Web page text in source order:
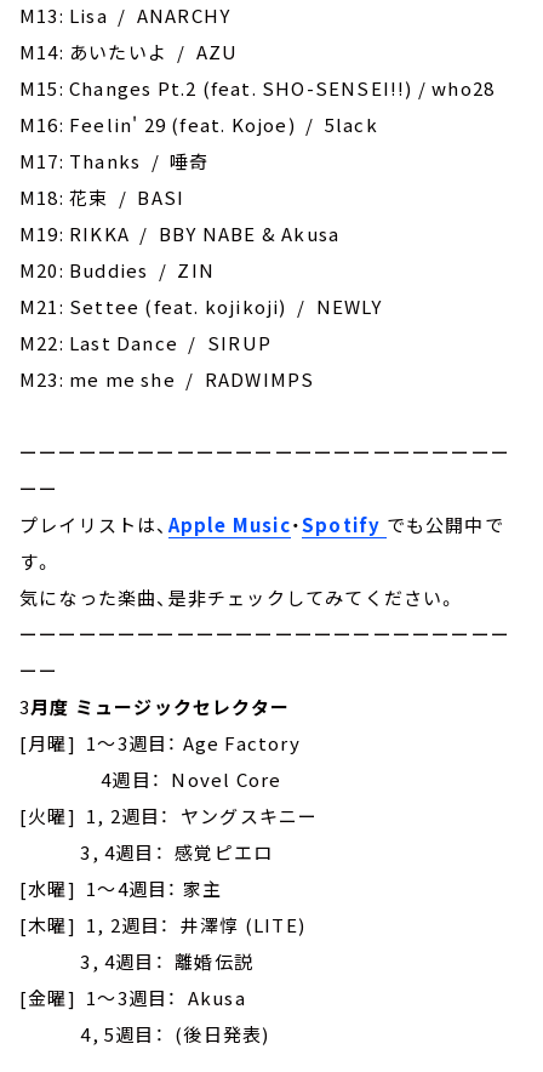
M13: Lisa / ANARCHY
M14: あいたいよ / AZU
M15: Changes Pt.2 (feat. SHO-SENSEI!!) / who28
M16: Feelin' 29 (feat. Kojoe) / 5lack
M17: Thanks / 唾奇
M18: 花束 / BASI
M19: RIKKA / BBY NABE & Akusa
M20: Buddies / ZIN
M21: ‎Settee (feat. kojikoji) / NEWLY
M22: Last Dance / SIRUP
M23: me me she / RADWIMPS
ーーーーーーーーーーーーーーーーーーーーーーーーー
ーー
プレイリストは、 Apple Music・Spotify でも公開中で
す。
気になった楽曲、是非チェックしてみてください。
ーーーーーーーーーーーーーーーーーーーーーーーーー
ーー
3月度 ミュージックセレクター
[月曜] 1～3週目： Age Factory
4週目： Novel Core
[火曜] 1, 2週目： ヤングスキニー
3, 4週目： 感覚ピエロ
[水曜] 1～4週目： 家主
[木曜] 1, 2週目： 井澤惇 (LITE)
3, 4週目： 離婚伝説
[金曜] 1～3週目： Akusa
4, 5週目： (後日発表)